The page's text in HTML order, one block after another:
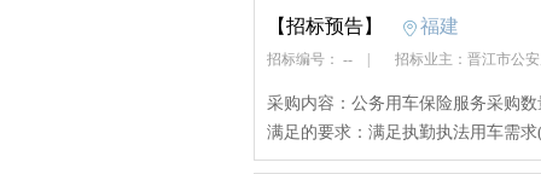
【招标预告】 福建
招标编号： -- 招标业主：晋江市公
采购内容：公务用车保险服务采购
满足的要求：满足执勤执法用车需求